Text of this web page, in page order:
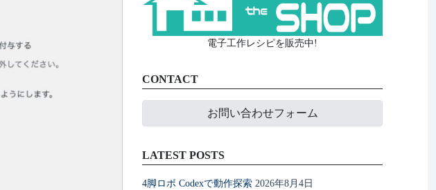
電子工作レシピを販売中!
CONTACT
お問い合わせフォーム
LATEST POSTS
4脚ロボ Codexで動作探索 2026年8月4日